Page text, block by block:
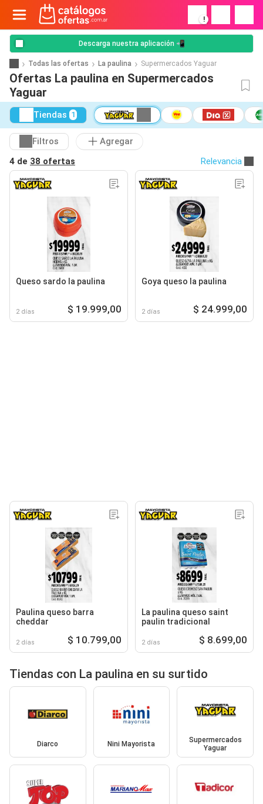
!
Descarga nuestra aplicación 📲
Todas las ofertas La paulina Supermercados Yaguar
Ofertas La paulina en Supermercados
Yaguar
Tiendas 1
Filtros
Agregar
4 de 38 ofertas Relevancia
Queso sardo la paulina
2 días $ 19.999,00
Goya queso la paulina
2 días $ 24.999,00
Paulina queso barra
cheddar
2 días $ 10.799,00
La paulina queso saint
paulin tradicional
2 días $ 8.699,00
Tiendas con La paulina en su surtido
Diarco Nini Mayorista
Supermercados
Yaguar